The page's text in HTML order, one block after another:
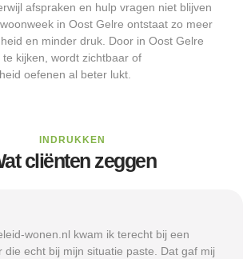
afspraken en hulp vragen niet blijven
in Oost Gelre ontstaat zo meer
en minder druk. Door in Oost Gelre
kijken, wordt zichtbaar of
oefenen al beter lukt.
INDRUKKEN
cliënten zeggen
wonen.nl kwam ik terecht bij een
die echt bij mijn situatie paste. Dat gaf mij